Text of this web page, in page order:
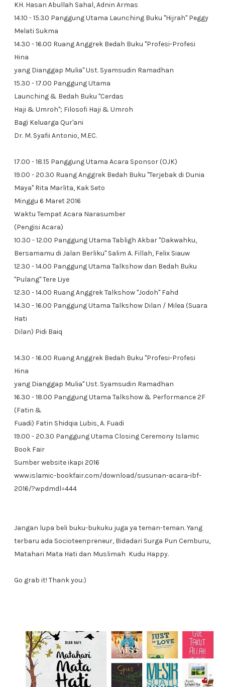
KH. Hasan Abullah Sahal, Adnin Armas
14.10 - 15.30 Panggung Utama Launching Buku "Hijrah" Peggy
Melati Sukma
14.30 - 16.00 Ruang Anggrek Bedah Buku "Profesi-Profesi
Hina
yang Dianggap Mulia" Ust. Syamsudin Ramadhan
15.30 - 17.00 Panggung Utama
Launching & Bedah Buku "Cerdas
Haji & Umroh"; Filosofi Haji & Umroh
Bagi Keluarga Qur'ani
Dr. M. Syafii Antonio, M.EC.
17.00 - 18.15 Panggung Utama Acara Sponsor (OJK)
19.00 - 20.30 Ruang Anggrek Bedah Buku "Terjebak di Dunia
Maya" Rita Marlita, Kak Seto
Minggu 6 Maret 2016
Waktu Tempat Acara Narasumber
(Pengisi Acara)
10.30 - 12.00 Panggung Utama Tabligh Akbar "Dakwahku,
Bersamamu di Jalan Berliku" Salim A. Fillah, Felix Siauw
12.30 - 14.00 Panggung Utama Talkshow dan Bedah Buku
"Pulang" Tere Liye
12.30 - 14.00 Ruang Anggrek Talkshow "Jodoh" Fahd
14.30 - 16.00 Panggung Utama Talkshow Dilan / Milea (Suara
Hati
Dilan) Pidi Baiq
14.30 - 16.00 Ruang Anggrek Bedah Buku "Profesi-Profesi
Hina
yang Dianggap Mulia" Ust. Syamsudin Ramadhan
16.30 - 18.00 Panggung Utama Talkshow & Performance 2F
(Fatin &
Fuadi) Fatin Shidqia Lubis, A. Fuadi
19.00 - 20.30 Panggung Utama Closing Ceremony Islamic
Book Fair
Sumber website ikapi 2016
www.islamic-bookfair.com/download/susunan-acara-ibf-
2016/?wpdmdl=444
Jangan lupa beli buku-bukuku juga ya teman-teman. Yang
terbaru ada Socioteenpreneur, Bidadari Surga Pun Cemburu,
Matahari Mata Hati dan Muslimah Kudu Happy.
Go grab it! Thank you:)